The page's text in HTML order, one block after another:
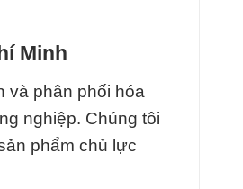
Minh
và phân phối hóa
nghiệp. Chúng tôi
phẩm chủ lực